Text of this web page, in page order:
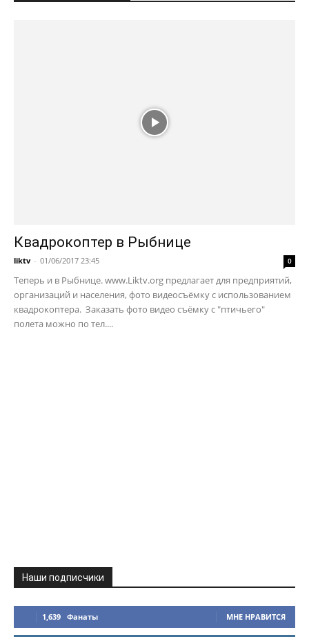
Квадрокоптер в Рыбнице
liktv - 01/06/2017 23:45 0
Теперь и в Рыбнице. www.Liktv.org предлагает для предприятий,
организаций и населения, фото видеосъёмку с использованием
квадрокоптера. Заказать фото видео съёмку с "птичьего"
полета можно по тел....
Наши подписчики
1,639 Фанаты МНЕ НРАВИТСЯ